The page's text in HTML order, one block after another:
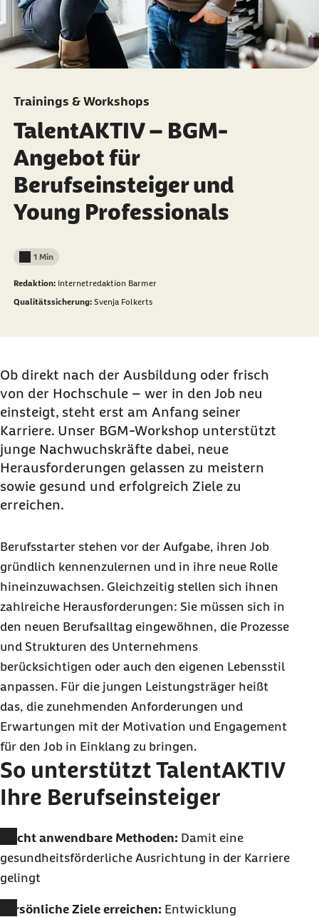
Trainings & Workshops
TalentAKTIV – BGM-
Angebot für
Berufseinsteiger und
Young Professionals
Lesedauer weniger als
1 Min
Redaktion: Internetredaktion Barmer
Qualitätssicherung: Svenja Folkerts
Ob direkt nach der Ausbildung oder frisch
von der Hochschule – wer in den Job neu
einsteigt, steht erst am Anfang seiner
Karriere. Unser BGM-Workshop unterstützt
junge Nachwuchskräfte dabei, neue
Herausforderungen gelassen zu meistern
sowie gesund und erfolgreich Ziele zu
erreichen.
Berufsstarter stehen vor der Aufgabe, ihren Job
gründlich kennenzulernen und in ihre neue Rolle
hineinzuwachsen. Gleichzeitig stellen sich ihnen
zahlreiche Herausforderungen: Sie müssen sich in
den neuen Berufsalltag eingewöhnen, die Prozesse
und Strukturen des Unternehmens
berücksichtigen oder auch den eigenen Lebensstil
anpassen. Für die jungen Leistungsträger heißt
das, die zunehmenden Anforderungen und
Erwartungen mit der Motivation und Engagement
für den Job in Einklang zu bringen.
So unterstützt TalentAKTIV
Ihre Berufseinsteiger
Leicht anwendbare Methoden: Damit eine
gesundheitsförderliche Ausrichtung in der Karriere
gelingt
Persönliche Ziele erreichen: Entwicklung